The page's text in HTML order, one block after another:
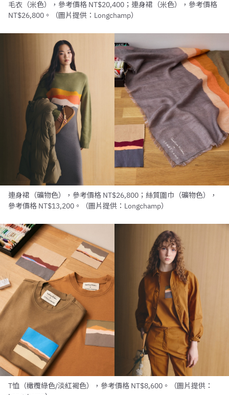
毛衣（米色），參考價格 NT$20,400；連身裙（米色），參考價格
NT$26,800。（圖片提供：Longchamp）
連身裙（礦物色），參考價格 NT$26,800；絲質圍巾（礦物色），
參考價格 NT$13,200。（圖片提供：Longchamp）
T恤（橄欖綠色/淡紅褐色），參考價格 NT$8,600。（圖片提供：